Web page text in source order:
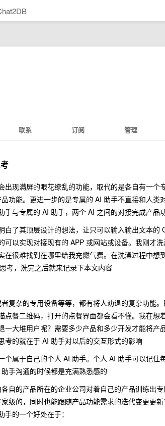
联系 订阅 管理
现满屏的眼花缭乱的功能，取代的是各自有一个
功能。更进一步的是专属的 AI 助手不直接和人类
与专属的 AI 助手，两个 AI 之间的对接完成产品
了其顶层设计的想法，让只可以输入输出文本的
以实现对接现有的 APP 或网站或设备。我刚才
很难找到在哪里给我充燃气费。在洗澡过程中想
考，洗完之后就来记录下本文内容
复杂的专用设备等等，都有将人劝退的复杂功能
餐二维码，打开的点餐界面都会看不懂。我在想
大堆用户呢？需要多少产品和多少开发才能将产
的就在于 AI 助手对以后的交互形式的影响
属于自己的个人 AI 助手。个人 AI 助手可以记住
手沟通的时候都是充满熟悉感的
自的产品所在的企业公司对着自己的产品训练出
级的，同时也能跟随产品功能需求的迭代变更更
的一个好处在于：